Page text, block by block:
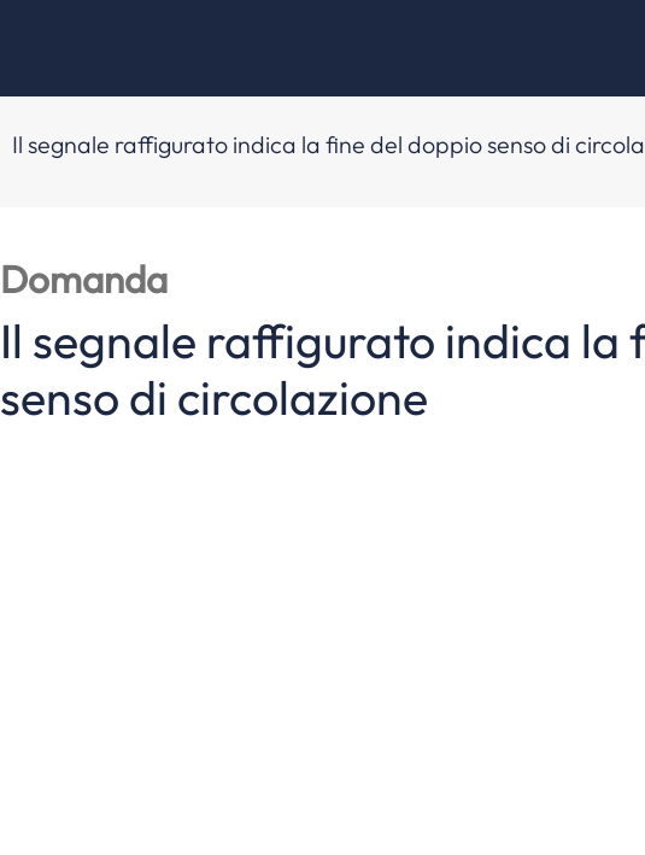
Il segnale raffigurato indica la fine del doppio senso di
Domanda
Il segnale raffigurato indica la
senso di circolazione